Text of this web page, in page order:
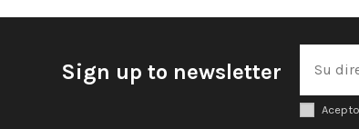
Sign up to newsletter